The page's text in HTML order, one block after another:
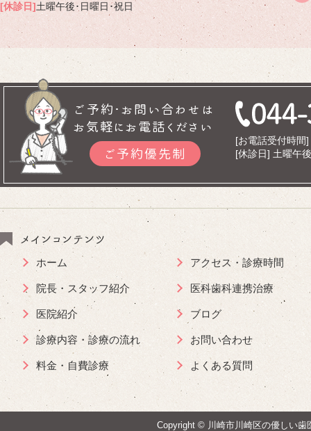
[休診日]土曜午後･日曜日･祝日
ご予約･お問い合わせは
お気軽にお電話ください
ご予約優先制
[お電話受付時間
[休診日] 土曜午
メインコンテンツ
ホーム
院長・スタッフ紹介
医院紹介
診療内容・診療の流れ
料金・自費診療
アクセス・診療時間
医科歯科連携治療
ブログ
お問い合わせ
よくある質問
Copyright © 川崎市川崎区の優しい